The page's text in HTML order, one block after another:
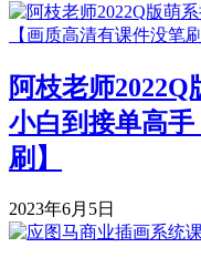
阿枝老师
小白到接单高
刷】
2023年6月5日